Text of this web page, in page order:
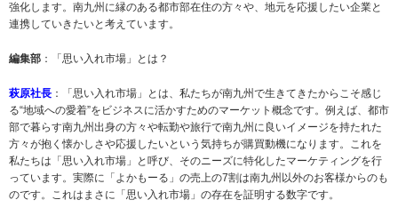
強化します。南九州に縁のある都市部在住の方々や、地元を応援したい企業と
連携していきたいと考えています。
編集部 ：「思い入れ市場」とは？
萩原社長 ：「思い入れ市場」とは、私たちが南九州で生きてきたからこそ感じ
る“地域への愛着”をビジネスに活かすためのマーケット概念です。例えば、都市
部で暮らす南九州出身の方々や転勤や旅行で南九州に良いイメージを持たれた
方々が抱く懐かしさや応援したいという気持ちが購買動機になります。これを
私たちは「思い入れ市場」と呼び、そのニーズに特化したマーケティングを行
っています。実際に「よかもーる」の売上の7割は南九州以外のお客様からのも
のです。これはまさに「思い入れ市場」の存在を証明する数字です。